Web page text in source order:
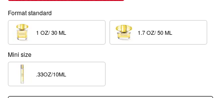
Format standard
Mini size